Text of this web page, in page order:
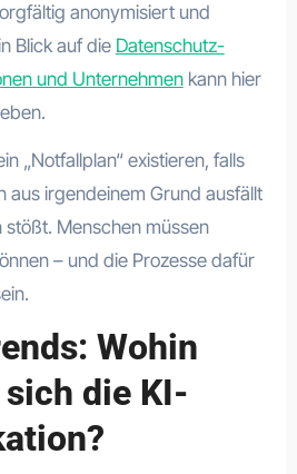
anonymisiert und
Blick auf die Datenschutz-
und Unternehmenkann hier
„Notfallplan“ existieren, falls
aus irgendeinem Grund ausfällt
stößt. Menschen müssen
– und die Prozesse dafür
Wohin
die KI-